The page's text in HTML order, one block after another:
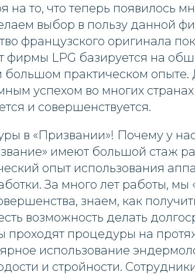
на то, что теперь появилось
выбор в пользу данной
французского оригинала
фирмы LPG базируется на
большом практическом опыте.
успехом во многих
и совершенствуется.
в «Призвании»! Почему у
имеют большой стаж
опыт использования
За много лет работы, мы
знаем, как
возможность делать
проходят процедуры на
использование
и стройности.